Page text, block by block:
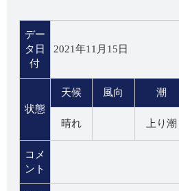
デー
タ日
付
2021年11月15日
状態
天候 風向 潮
晴れ 上り潮
コメ
ント